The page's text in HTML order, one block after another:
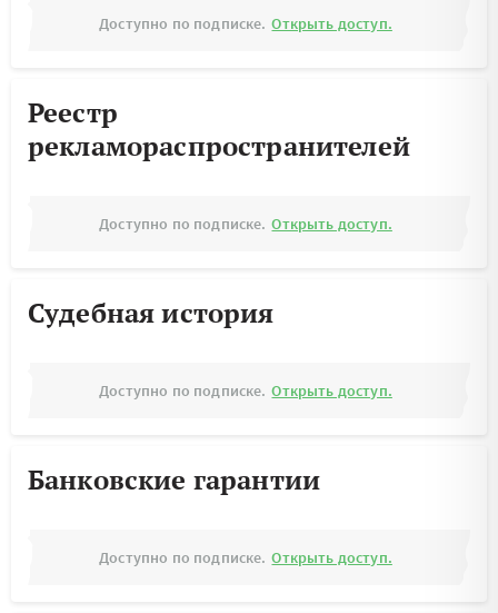
Доступно по подписке. Открыть доступ.
Реестр
рекламораспространителей
Доступно по подписке. Открыть доступ.
Судебная история
Доступно по подписке. Открыть доступ.
Банковские гарантии
Доступно по подписке. Открыть доступ.